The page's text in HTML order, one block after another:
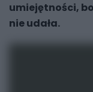
umiejętności,
nie udała.